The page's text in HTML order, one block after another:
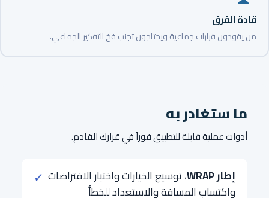
قادة الفرق
من يقودون قرارات جماعية ويحتاجون تجنب فخ التفكير الجماعي.
ما ستغادر به
أدوات عملية قابلة للتطبيق فوراً في قرارك القادم.
✓ إطار WRAP
، توسيع الخيارات واختبار الافتراضات
واكتساب المسافة والاستعداد للخطأ